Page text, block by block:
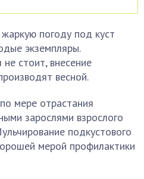
погоду под куст
экземпляры.
стоит, внесение
весной.
мере отрастания
зарослями взрослого
подкустового
мерой профилактики